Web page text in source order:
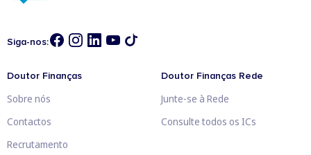
Siga-nos:
Doutor Finanças
Sobre nós
Contactos
Recrutamento
Doutor Finanças Rede
Junte-se à Rede
Consulte todos os ICs